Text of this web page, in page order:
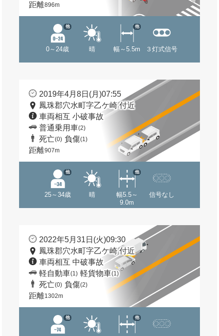
距離896m
0～24歳
他
晴 幅～5.5m
他
３灯式信号
2019年4月8日(月)07:55
鳳珠郡穴水町字乙ケ崎 付近
車両相互 小破事故
普通乗用車(2)
死亡(0) 負傷(1)
距離907m
25～34歳
他
晴
幅5.5～
9.0m
他
信号なし
2022年5月31日(火)09:30
鳳珠郡穴水町字乙ケ崎 付近
車両相互 中破事故
軽自動車(1) 軽貨物車(1)
死亡(0) 負傷(2)
距離1302m
他 他